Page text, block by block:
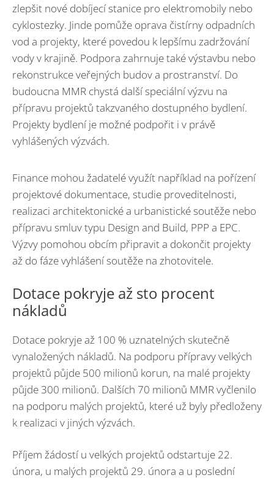
zlepšit nové dobíjecí stanice pro elektromobily nebo
cyklostezky. Jinde pomůže oprava čistírny odpadních
vod a projekty, které povedou k lepšímu zadržování
vody v krajině. Podpora zahrnuje také výstavbu nebo
rekonstrukce veřejných budov a prostranství. Do
budoucna MMR chystá další speciální výzvu na
přípravu projektů takzvaného dostupného bydlení.
Projekty bydlení je možné podpořit i v právě
vyhlášených výzvách.
Finance mohou žadatelé využít například na pořízení
projektové dokumentace, studie proveditelnosti,
realizaci architektonické a urbanistické soutěže nebo
přípravu smluv typu Design and Build, PPP a EPC.
Výzvy pomohou obcím připravit a dokončit projekty
až do fáze vyhlášení soutěže na zhotovitele.
Dotace pokryje až sto procent
nákladů
Dotace pokryje až 100 % uznatelných skutečně
vynaložených nákladů. Na podporu přípravy velkých
projektů půjde 500 milionů korun, na malé projekty
půjde 300 milionů. Dalších 70 milionů MMR vyčlenilo
na podporu malých projektů, které už byly předloženy
k realizaci v jiných výzvách.
Příjem žádostí u velkých projektů odstartuje 22.
února, u malých projektů 29. února a u poslední